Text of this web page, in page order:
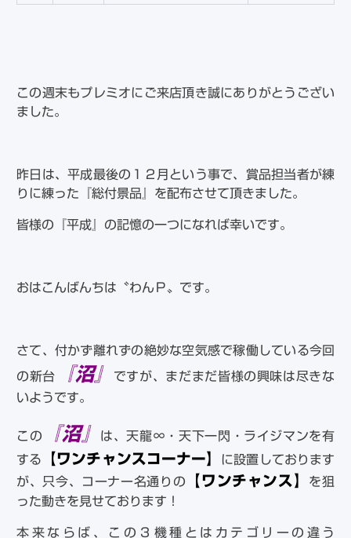
この週末もプレミオにご来店頂き誠にありがとうござい
ました。
昨日は、平成最後の１２月という事で、賞品担当者が練
りに練った『総付景品』を配布させて頂きました。
皆様の『平成』の記憶の一つになれば幸いです。
おはこんばんちは〝わんＰ〟です。
さて、付かず離れずの絶妙な空気感で稼働している今回
の新台 『沼』
ですが、まだまだ皆様の興味は尽きな
いようです。
この 『沼』
は、天龍∞・天下一閃・ライジマンを有
する
【ワンチャンスコーナー】
に設置しております
が、只今、コーナー名通りの
【ワンチャンス】
を狙
った動きを見せております！
本来ならば、この３機種とはカテゴリーの違う